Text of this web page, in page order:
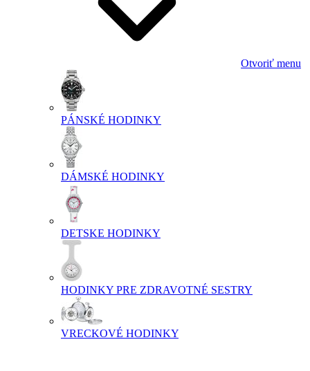
Otvoriť menu
PÁNSKÉ HODINKY
DÁMSKÉ HODINKY
DETSKE HODINKY
HODINKY PRE ZDRAVOTNÉ SESTRY
VRECKOVÉ HODINKY